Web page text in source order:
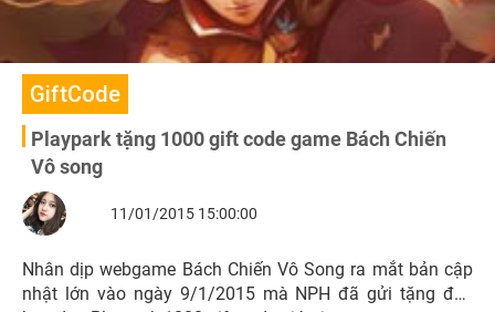
GiftCode
Playpark tặng 1000 gift code game Bách Chiến
Vô song
11/01/2015 15:00:00
Nhân dịp webgame Bách Chiến Vô Song ra mắt bản cập
nhật lớn vào ngày 9/1/2015 mà NPH đã gửi tặng đến